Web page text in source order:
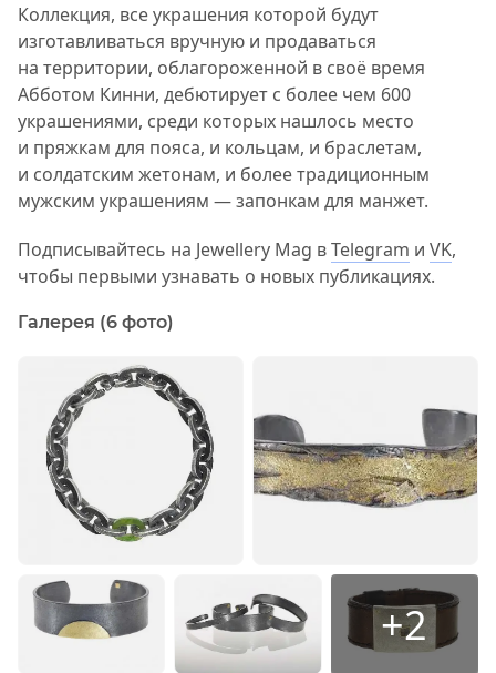
Коллекция, все украшения которой будут
изготавливаться вручную и продаваться
на территории, облагороженной в своё время
Абботом Кинни, дебютирует с более чем 600
украшениями, среди которых нашлось место
и пряжкам для пояса, и кольцам, и браслетам,
и солдатским жетонам, и более традиционным
мужским украшениям — запонкам для манжет.
Подписывайтесь на Jewellery Mag вTelegram и VK,
чтобы первыми узнавать о новых публикациях.
Галерея (6 фото)
+2